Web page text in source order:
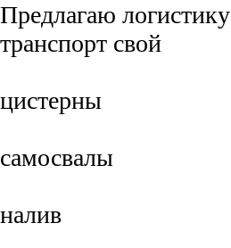
Предлагаю логистику
транспорт свой
цистерны
самосвалы
налив